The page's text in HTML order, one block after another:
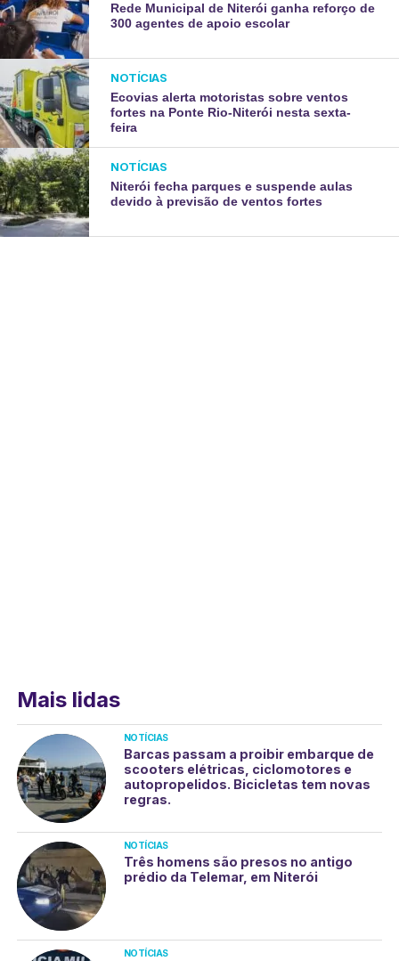
Rede Municipal de Niterói ganha reforço de
300 agentes de apoio escolar
NOTÍCIAS
Ecovias alerta motoristas sobre ventos
fortes na Ponte Rio-Niterói nesta sexta-
feira
NOTÍCIAS
Niterói fecha parques e suspende aulas
devido à previsão de ventos fortes
Mais lidas
NOTÍCIAS
Barcas passam a proibir embarque de
scooters elétricas, ciclomotores e
autopropelidos. Bicicletas tem novas
regras.
NOTÍCIAS
Três homens são presos no antigo
prédio da Telemar, em Niterói
NOTÍCIAS